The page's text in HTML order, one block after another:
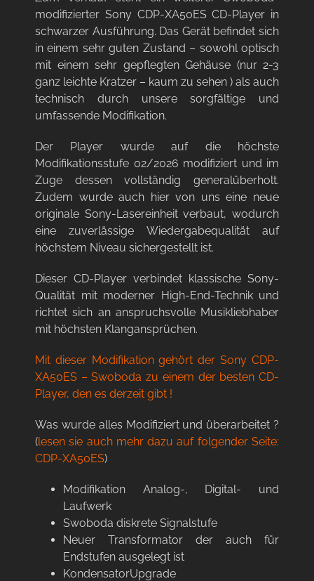
modifizierter Sony CDP-XA50ES CD-Player in
schwarzer Ausführung. Das Gerät befindet sich
in einem sehr guten Zustand – sowohl optisch
mit einem sehr gepflegten Gehäuse (nur 2-3
ganz leichte Kratzer – kaum zu sehen ) als auch
technisch durch unsere sorgfältige und
umfassende Modifikation.
Der Player wurde auf die höchste
Modifikationsstufe 02/2026 modifiziert und im
Zuge dessen vollständig generalüberholt.
Zudem wurde auch hier von uns eine neue
originale Sony-Lasereinheit verbaut, wodurch
eine zuverlässige Wiedergabequalität auf
höchstem Niveau sichergestellt ist.
Dieser CD-Player verbindet klassische Sony-
Qualität mit moderner High-End-Technik und
richtet sich an anspruchsvolle Musikliebhaber
mit höchsten Klangansprüchen.
Mit dieser Modifikation gehört der Sony CDP-
XA50ES – Swoboda zu einem der besten CD-
Player, den es derzeit gibt !
Was wurde alles Modifiziert und überarbeitet ?
(lesen sie auch mehr dazu auf folgender Seite:
CDP-XA50ES)
Modifikation Analog-, Digital- und
Laufwerk
Swoboda diskrete Signalstufe
Neuer Transformator der auch für
Endstufen ausgelegt ist
KondensatorUpgrade